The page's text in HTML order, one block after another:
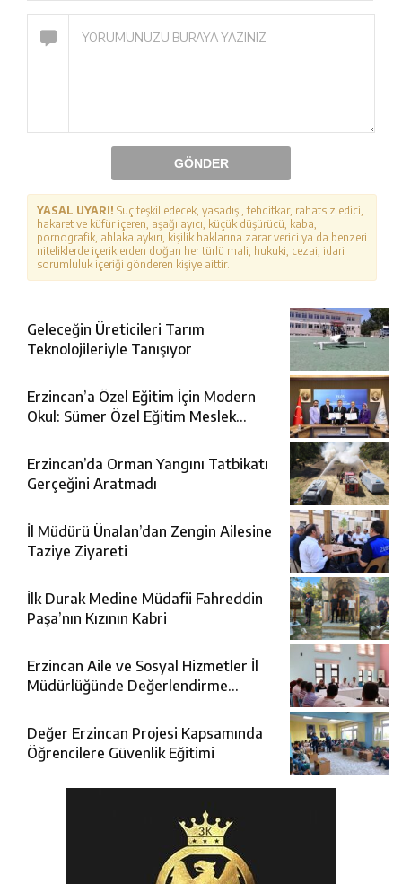
GÖNDER
YASAL UYARI! Suç teşkil edecek, yasadışı, tehditkar, rahatsız edici,
hakaret ve küfür içeren, aşağılayıcı, küçük düşürücü, kaba,
pornografik, ahlaka aykırı, kişilik haklarına zarar verici ya da benzeri
niteliklerde içeriklerden doğan her türlü mali, hukuki, cezai, idari
sorumluluk içeriği gönderen kişiye aittir.
Geleceğin Üreticileri Tarım
Teknolojileriyle Tanışıyor
Erzincan’a Özel Eğitim İçin Modern
Okul: Sümer Özel Eğitim Meslek
Erzincan’da Orman Yangını Tatbikatı
Gerçeğini Aratmadı
İl Müdürü Ünalan’dan Zengin Ailesine
Taziye Ziyareti
İlk Durak Medine Müdafii Fahreddin
Paşa’nın Kızının Kabri
Erzincan Aile ve Sosyal Hizmetler İl
Müdürlüğünde Değerlendirme
Değer Erzincan Projesi Kapsamında
Öğrencilere Güvenlik Eğitimi